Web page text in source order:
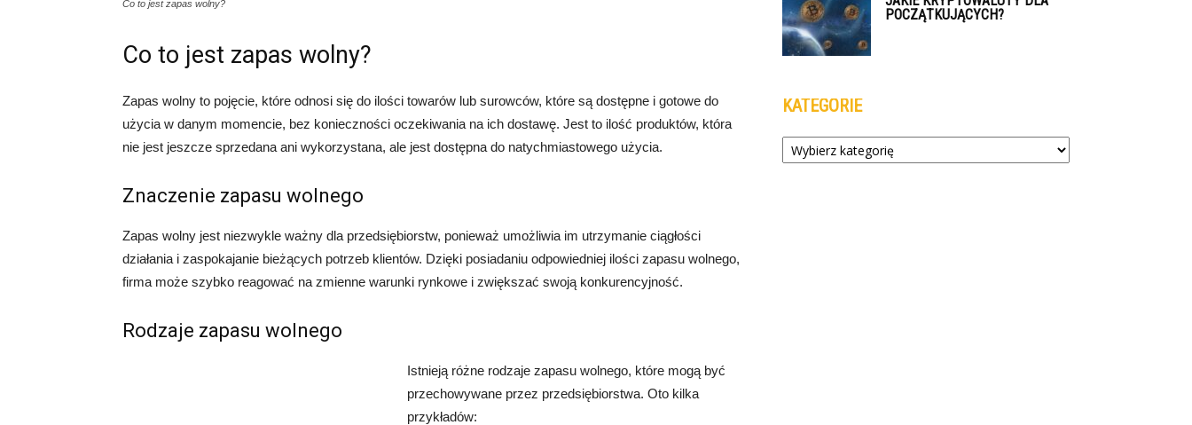
Co to jest zapas wolny?
Co to jest zapas wolny?
Zapas wolny to pojęcie, które odnosi się do ilości towarów lub surowców, które są dostępne i gotowe do
użycia w danym momencie, bez konieczności oczekiwania na ich dostawę. Jest to ilość produktów, która
nie jest jeszcze sprzedana ani wykorzystana, ale jest dostępna do natychmiastowego użycia.
Znaczenie zapasu wolnego
Zapas wolny jest niezwykle ważny dla przedsiębiorstw, ponieważ umożliwia im utrzymanie ciągłości
działania i zaspokajanie bieżących potrzeb klientów. Dzięki posiadaniu odpowiedniej ilości zapasu wolnego,
firma może szybko reagować na zmienne warunki rynkowe i zwiększać swoją konkurencyjność.
Rodzaje zapasu wolnego
Istnieją różne rodzaje zapasu wolnego, które mogą być
przechowywane przez przedsiębiorstwa. Oto kilka
przykładów:
POCZĄTKUJĄCYCH?
KATEGORIE
Kategorie